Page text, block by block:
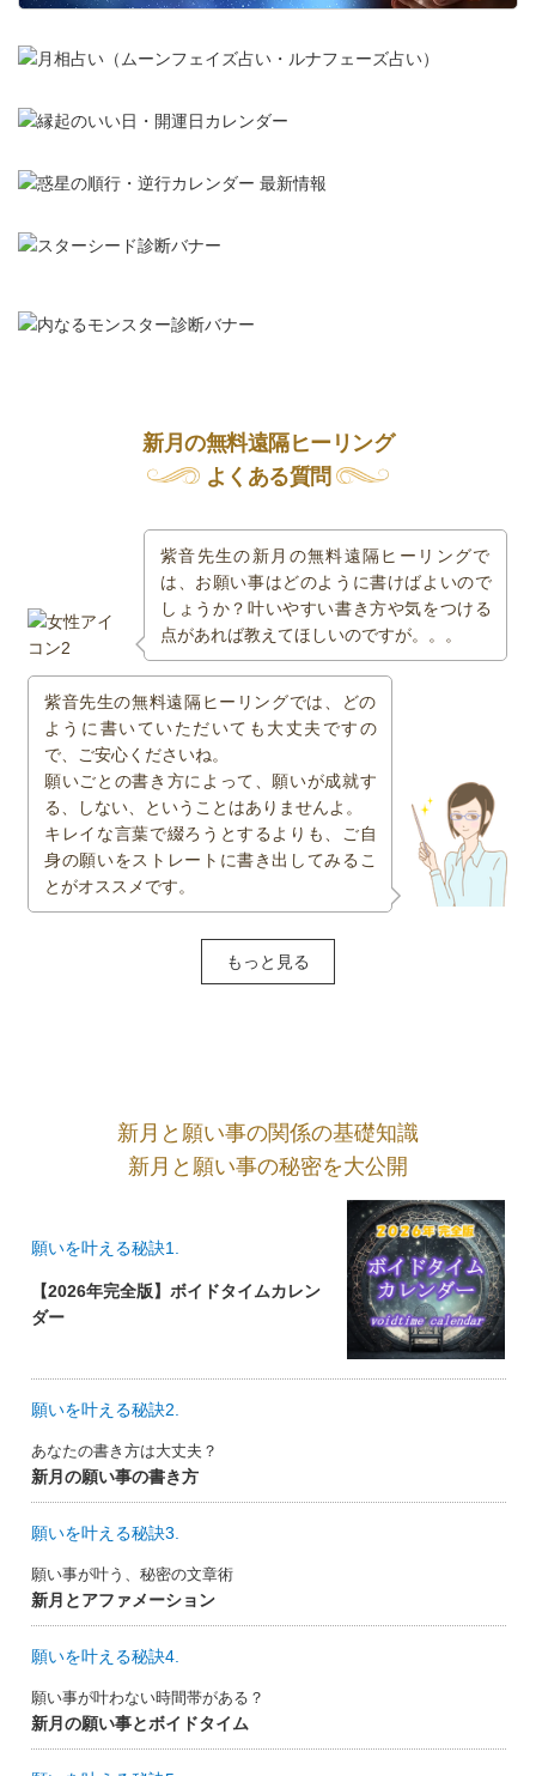
新月の無料遠隔ヒーリング
よくある質問
紫音先生の新月の無料遠隔ヒーリングで
は、お願い事はどのように書けばよいので
しょうか？叶いやすい書き方や気をつける
点があれば教えてほしいのですが。。。
紫音先生の無料遠隔ヒーリングでは、どの
ように書いていただいても大丈夫ですの
で、ご安心くださいね。
願いごとの書き方によって、願いが成就す
る、しない、ということはありませんよ。
キレイな言葉で綴ろうとするよりも、ご自
身の願いをストレートに書き出してみるこ
とがオススメです。
もっと見る
新月と願い事の関係の基礎知識
新月と願い事の秘密を大公開
願いを叶える秘訣1.
【2026年完全版】ボイドタイムカレン
ダー
願いを叶える秘訣2.
あなたの書き方は大丈夫？
新月の願い事の書き方
願いを叶える秘訣3.
願い事が叶う、秘密の文章術
新月とアファメーション
願いを叶える秘訣4.
願い事が叶わない時間帯がある？
新月の願い事とボイドタイム